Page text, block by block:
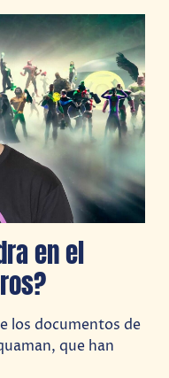
en el
los documentos de
que han